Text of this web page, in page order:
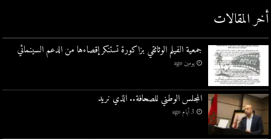
أخر المقالات
جمعية الفيلم الوثائقي بزاكورة تستنكر إقصاءها من الدعم السينمائي
يومين ago
المجلس الوطني للصحافة.. الذي نريد
3 أيام ago